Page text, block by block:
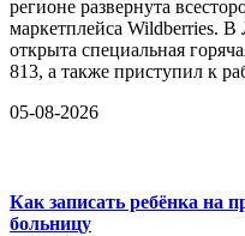
регионе развернута
маркетплейса Wildberries. В
открыта специальная
813, а также приступил к
05-08-2026
Как записать ребёнка на
больницу